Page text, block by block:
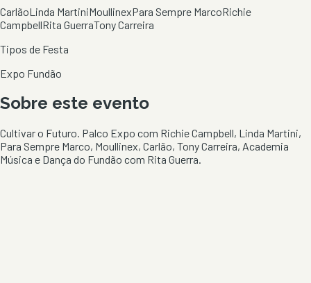
CarlãoLinda MartiniMoullinexPara Sempre MarcoRichie
CampbellRita GuerraTony Carreira
Tipos de Festa
Expo Fundão
Sobre este evento
Cultivar o Futuro. Palco Expo com Richie Campbell, Linda Martini,
Para Sempre Marco, Moullinex, Carlão, Tony Carreira, Academia
Música e Dança do Fundão com Rita Guerra.